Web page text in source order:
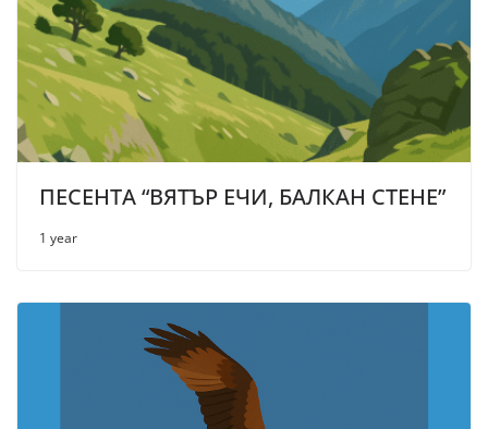
ПЕСЕНТА “ВЯТЪР ЕЧИ, БАЛКАН СТЕНЕ”
1 year